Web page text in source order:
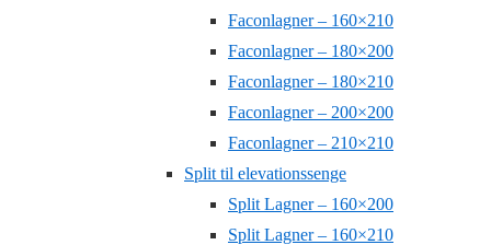
Faconlagner – 160×210
Faconlagner – 180×200
Faconlagner – 180×210
Faconlagner – 200×200
Faconlagner – 210×210
Split til elevationssenge
Split Lagner – 160×200
Split Lagner – 160×210